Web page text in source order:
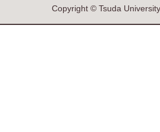
Copyright © Tsuda